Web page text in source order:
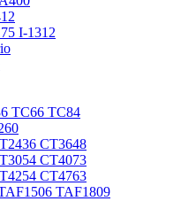
I-1312
TC66 TC84
CT3648
CT4073
CT4763
TAF1809